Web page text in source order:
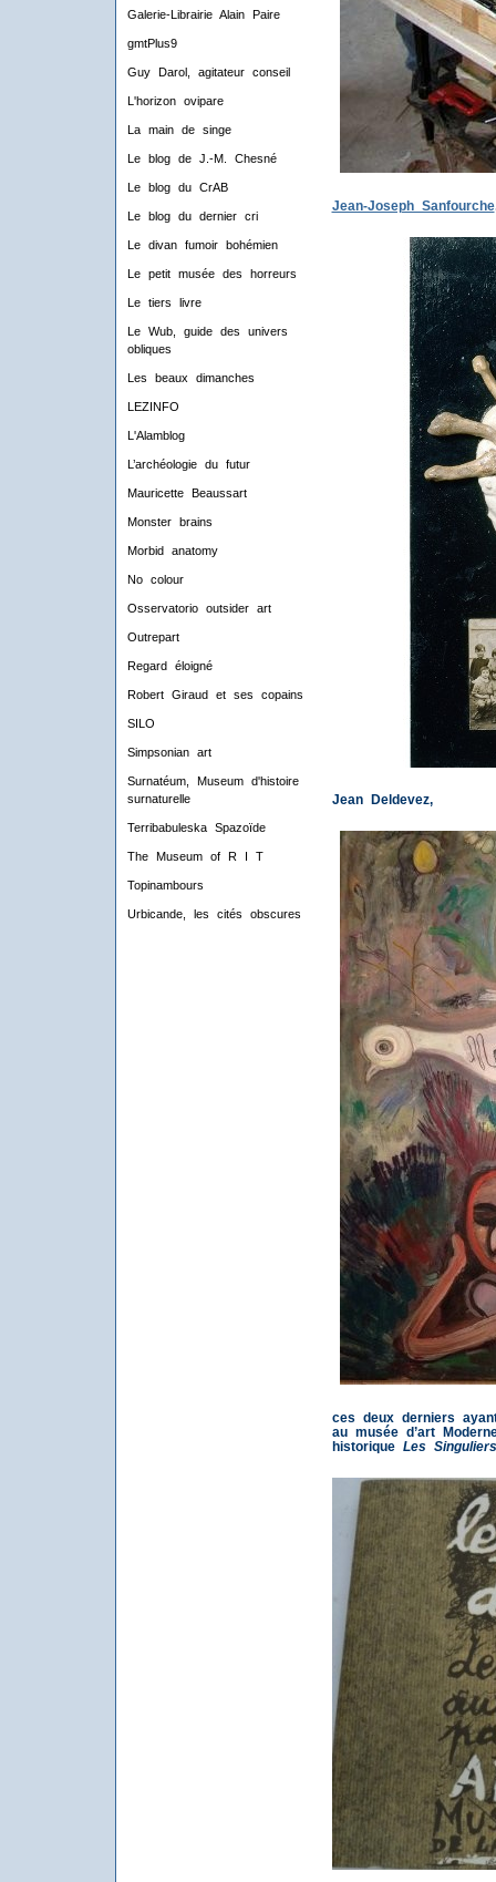
Galerie-Librairie Alain Paire
gmtPlus9
Guy Darol, agitateur conseil
L'horizon ovipare
La main de singe
Le blog de J.-M. Chesné
Le blog du CrAB
Le blog du dernier cri
Le divan fumoir bohémien
Le petit musée des horreurs
Le tiers livre
Le Wub, guide des univers
obliques
Les beaux dimanches
LEZINFO
L'Alamblog
L’archéologie du futur
Mauricette Beaussart
Monster brains
Morbid anatomy
No colour
Osservatorio outsider art
Outrepart
Regard éloigné
Robert Giraud et ses copains
SILO
Simpsonian art
Surnatéum, Museum d'histoire
surnaturelle
Terribabuleska Spazoïde
The Museum of R I T
Topinambours
Urbicande, les cités obscures
Jean-Joseph Sanfourche
Jean Deldevez,
ces deux derniers
au musée d’art
historique Les